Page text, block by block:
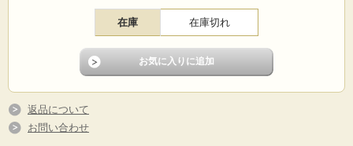
在庫 在庫切れ
返品について
お問い合わせ